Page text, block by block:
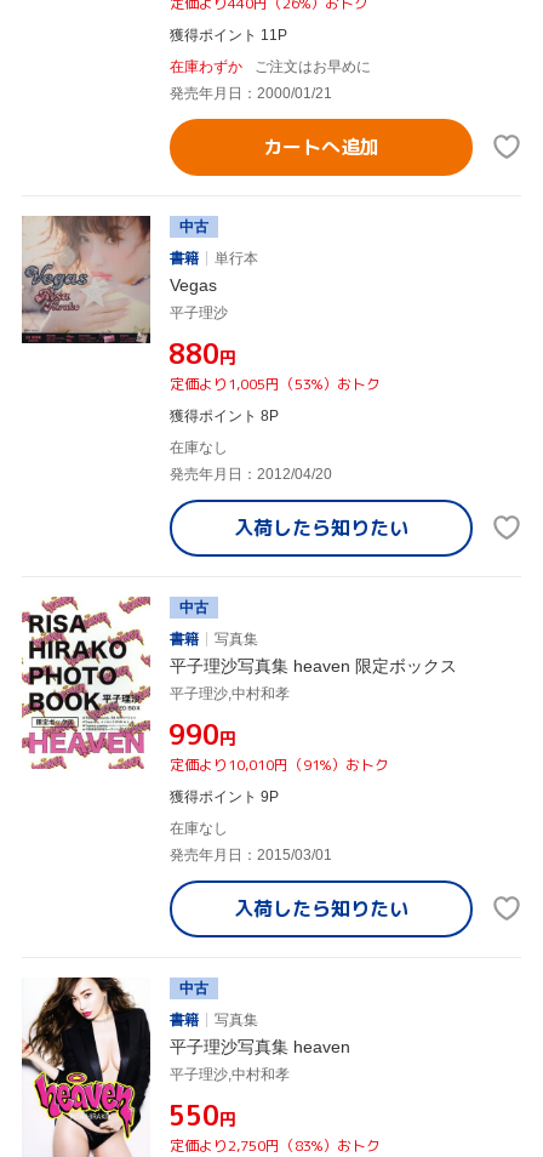
獲得ポイント 11P
在庫わずか
ご注文はお早めに
発売年月日：2000/01/21
カートへ追加
中古
書籍
単行本
Vegas
平子理沙
¥880円
定価より1,005円（53%）おトク
獲得ポイント 8P
在庫なし
発売年月日：2012/04/20
入荷したら知りたい
中古
書籍
写真集
平子理沙写真集 heaven 限定ボックス
平子理沙,中村和孝
¥990円
定価より10,010円（91%）おトク
獲得ポイント 9P
在庫なし
発売年月日：2015/03/01
入荷したら知りたい
中古
書籍
写真集
平子理沙写真集 heaven
平子理沙,中村和孝
¥550円
定価より2,750円（83%）おトク